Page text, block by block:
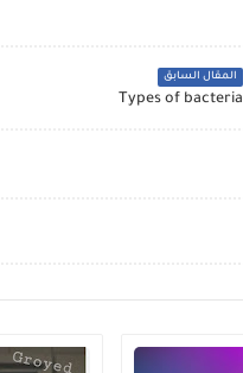
المقال السابق
Types of bacteria